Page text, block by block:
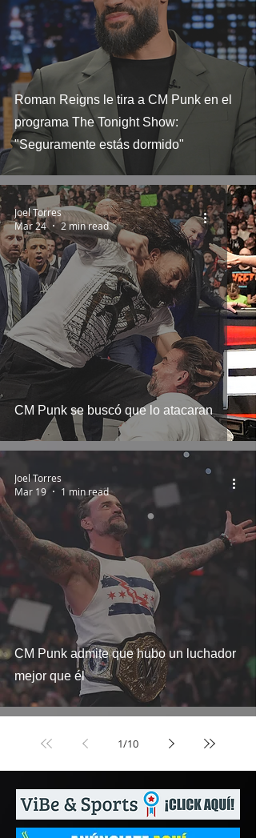
Roman Reigns le tira a CM Punk en el
programa The Tonight Show:
"Seguramente estás dormido"
CM Punk se buscó que lo atacaran
Joel Torres
Mar 24
2 min read
CM Punk admite que hubo un luchador
mejor que él
Joel Torres
Mar 19
1 min read
1/10